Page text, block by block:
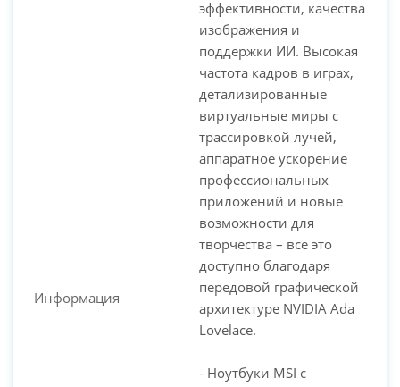
Информация
эффективности, качества
изображения и
поддержки ИИ. Высокая
частота кадров в играх,
детализированные
виртуальные миры с
трассировкой лучей,
аппаратное ускорение
профессиональных
приложений и новые
возможности для
творчества – все это
доступно благодаря
передовой графической
архитектуре NVIDIA Ada
Lovelace.
- Ноутбуки MSI с